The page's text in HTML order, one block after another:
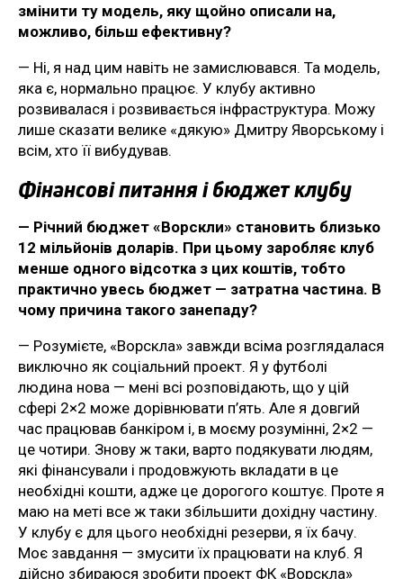
змінити ту модель, яку щойно описали на,
можливо, більш ефективну?
— Ні, я над цим навіть не замислювався. Та модель,
яка є, нормально працює. У клубу активно
розвивалася і розвивається інфраструктура. Можу
лише сказати велике «дякую» Дмитру Яворському і
всім, хто її вибудував.
Фінансові питання і бюджет клубу
— Річний бюджет «Ворскли» становить близько
12 мільйонів доларів. При цьому заробляє клуб
менше одного відсотка з цих коштів, тобто
практично увесь бюджет — затратна частина. В
чому причина такого занепаду?
— Розумієте, «Ворскла» завжди всіма розглядалася
виключно як соціальний проект. Я у футболі
людина нова — мені всі розповідають, що у цій
сфері 2×2 може дорівнювати п’ять. Але я довгий
час працював банкіром і, в моєму розумінні, 2×2 —
це чотири. Знову ж таки, варто подякувати людям,
які фінансували і продовжують вкладати в це
необхідні кошти, адже це дорогого коштує. Проте я
маю на меті все ж таки збільшити дохідну частину.
У клубу є для цього необхідні резерви, я їх бачу.
Моє завдання — змусити їх працювати на клуб. Я
дійсно збираюся зробити проект ФК «Ворскла»